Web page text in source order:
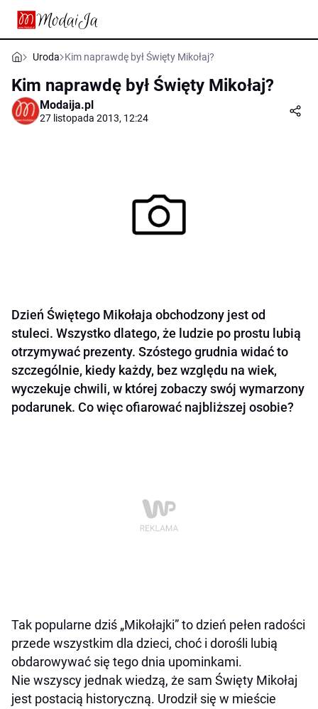
Uroda Kim naprawdę był Święty Mikołaj?
Kim naprawdę był Święty Mikołaj?
Modaija.pl
27 listopada 2013, 12:24
Dzień Świętego Mikołaja obchodzony jest od
stuleci. Wszystko dlatego, że ludzie po prostu lubią
otrzymywać prezenty. Szóstego grudnia widać to
szczególnie, kiedy każdy, bez względu na wiek,
wyczekuje chwili, w której zobaczy swój wymarzony
podarunek. Co więc ofiarować najbliższej osobie?
Tak popularne dziś „Mikołajki” to dzień pełen radości
przede wszystkim dla dzieci, choć i dorośli lubią
obdarowywać się tego dnia upominkami.
Nie wszyscy jednak wiedzą, że sam Święty Mikołaj
jest postacią historyczną. Urodził się w mieście